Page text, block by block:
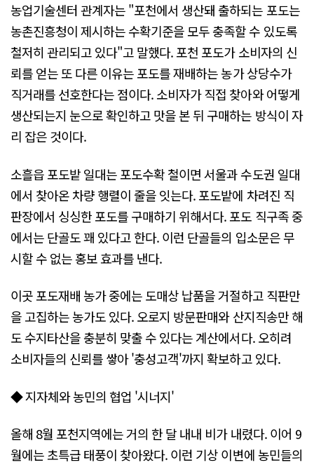
농업기술센터 관계자는 "포천에서 생산돼 출하되는 포도는
농촌진흥청이 제시하는 수확기준을 모두 충족할 수 있도록
철저히 관리되고 있다"고 말했다. 포천 포도가 소비자의 신
뢰를 얻는 또 다른 이유는 포도를 재배하는 농가 상당수가
직거래를 선호한다는 점이다. 소비자가 직접 찾아와 어떻게
생산되는지 눈으로 확인하고 맛을 본 뒤 구매하는 방식이 자
리 잡은 것이다.
소흘읍 포도밭 일대는 포도수확 철이면 서울과 수도권 일대
에서 찾아온 차량 행렬이 줄을 잇는다. 포도밭에 차려진 직
판장에서 싱싱한 포도를 구매하기 위해서다. 포도 직구족 중
에서는 단골도 꽤 있다고 한다. 이런 단골들의 입소문은 무
시할 수 없는 홍보 효과를 낸다.
이곳 포도재배 농가 중에는 도매상 납품을 거절하고 직판만
을 고집하는 농가도 있다. 오로지 방문판매와 산지직송만 해
도 수지타산을 충분히 맞출 수 있다는 계산에서다. 오히려
소비자들의 신뢰를 쌓아 '충성고객'까지 확보하고 있다.
◆ 지자체와 농민의 협업 '시너지'
올해 8월 포천지역에는 거의 한 달 내내 비가 내렸다. 이어 9
월에는 초특급 태풍이 찾아왔다. 이런 기상 이변에 농민들의